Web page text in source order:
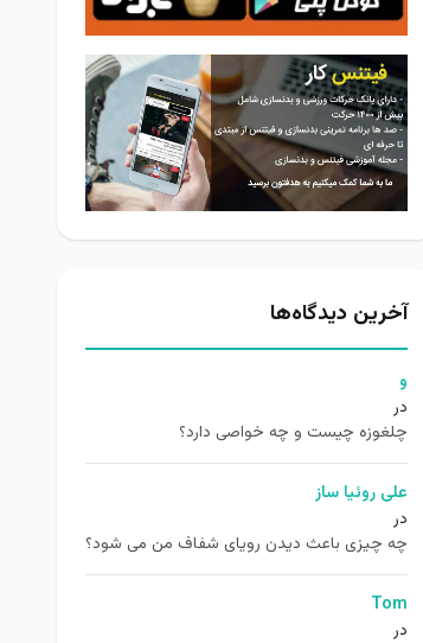
آخرین دیدگاه‌ها
و
در
چلغوزه چیست و چه خواصی دارد؟
علی روئیا ساز
در
چه چیزی باعث دیدن رویای شفاف من می شود؟
Tom
در